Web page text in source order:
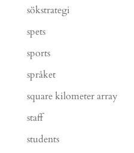
sökstrategi
spets
sports
språket
square kilometer array
staff
students